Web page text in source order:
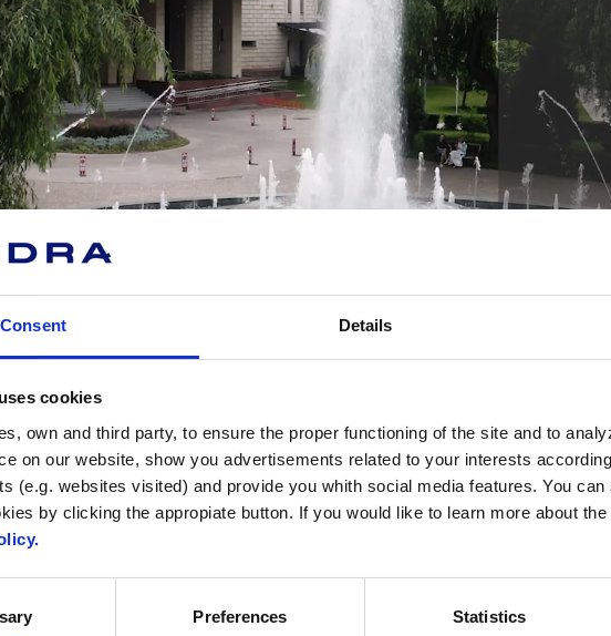
Consent Details
cookies
own and third party, to ensure the proper functioning of the site and to
on our website, show you advertisements related to your interests
(e.g. websites visited) and provide you whith social media features. You
by clicking the appropiate button. If you would like to learn more about
Preferences Statistics